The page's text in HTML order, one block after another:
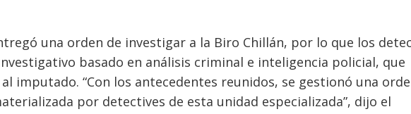
una orden de investigar a la Biro Chillán, por lo que los
basado en análisis criminal e inteligencia policial, que
imputado. “Con los antecedentes reunidos, se gestionó una
por detectives de esta unidad especializada”, dijo el